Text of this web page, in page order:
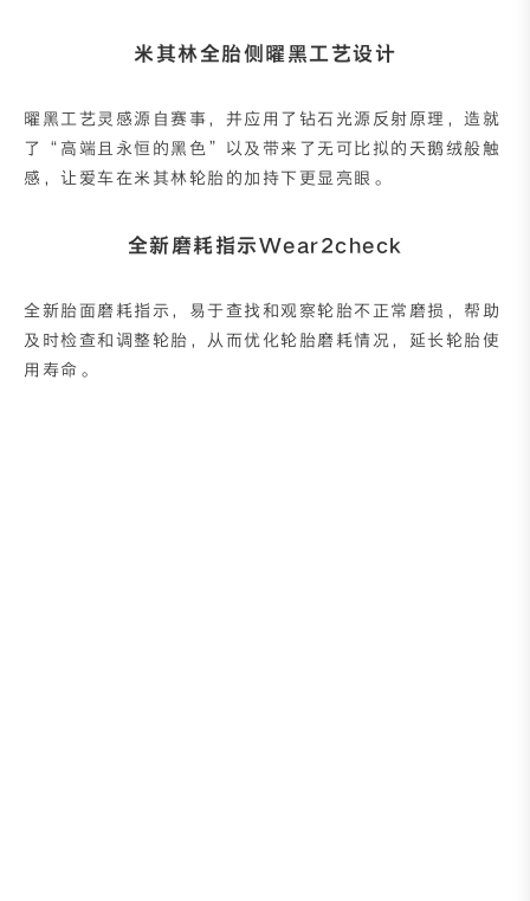
米其林全胎侧曜黑工艺设计
曜黑工艺灵感源自赛事，并应用了钻石光源反射原理，造就
了“高端且永恒的黑色”以及带来了无可比拟的天鹅绒般触
感，让爱车在米其林轮胎的加持下更显亮眼。
全新磨耗指示Wear2check
全新胎面磨耗指示，易于查找和观察轮胎不正常磨损，帮助
及时检查和调整轮胎，从而优化轮胎磨耗情况，延长轮胎使
用寿命。